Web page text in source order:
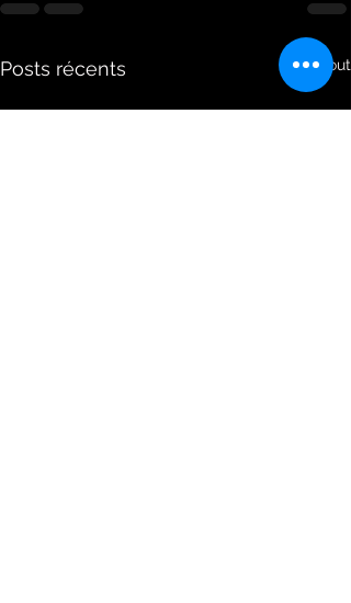
Posts récents Voir tout